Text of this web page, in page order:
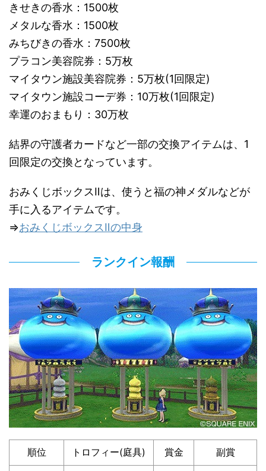
きせきの香水：1500枚
メタルな香水：1500枚
みちびきの香水：7500枚
プラコン美容院券：5万枚
マイタウン施設美容院券：5万枚(1回限定)
マイタウン施設コーデ券：10万枚(1回限定)
幸運のおまもり：30万枚
結界の守護者カードなど一部の交換アイテムは、1
回限定の交換となっています。
おみくじボックスⅡは、使うと福の神メダルなどが
手に入るアイテムです。
⇒おみくじボックスⅡの中身
ランクイン報酬
順位 トロフィー(庭具) 賞金 副賞